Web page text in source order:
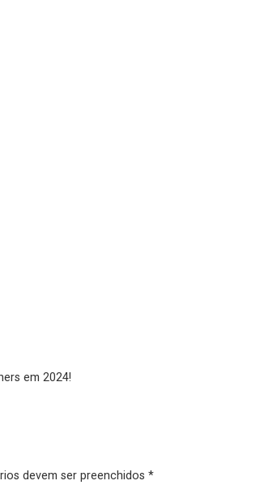
em 2024!
devem ser preenchidos *